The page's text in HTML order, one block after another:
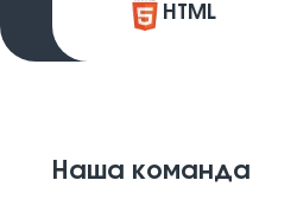
HTML
Наша команда